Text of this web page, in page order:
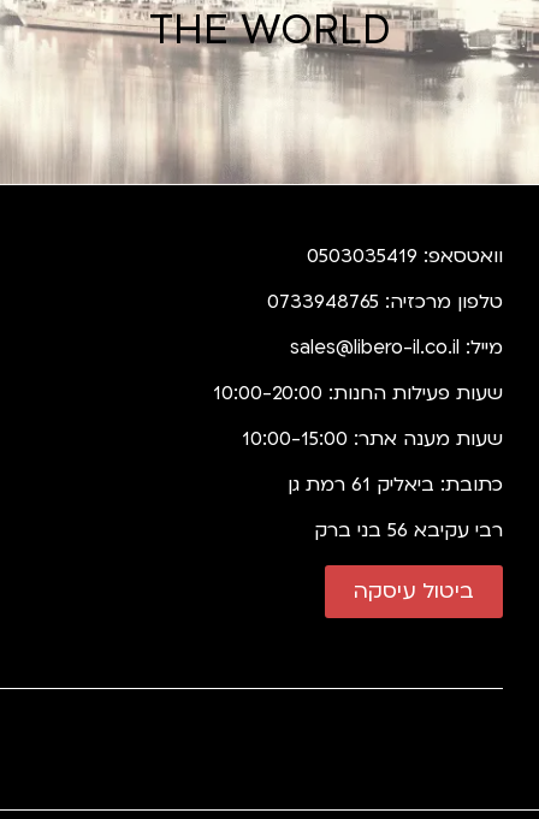
THE WORLD
וואטסאפ: 0503035419
טלפון מרכזיה: 0733948765
מייל: sales@libero-il.co.il
שעות פעילות החנות: 10:00-20:00
שעות מענה אתר: 10:00-15:00
כתובת: ביאליק 61 רמת גן
רבי עקיבא 56 בני ברק
ביטול עיסקה